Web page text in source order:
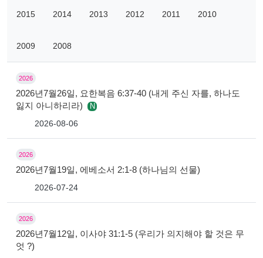
2015 2014 2013 2012 2011 2010
2009 2008
2026
2026년7월26일, 요한복음 6:37-40 (내게 주신 자를, 하나도
잃지 아니하리라)
N
2026-08-06
2026
2026년7월19일, 에베소서 2:1-8 (하나님의 선물)
2026-07-24
2026
2026년7월12일, 이사야 31:1-5 (우리가 의지해야 할 것은 무
엇 ?)